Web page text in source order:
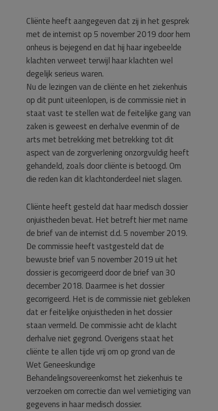
Cliënte heeft aangegeven dat zij in het gesprek
met de internist op 5 november 2019 door hem
onheus is bejegend en dat hij haar ingebeelde
klachten verweet terwijl haar klachten wel
degelijk serieus waren.
Nu de lezingen van de cliënte en het ziekenhuis
op dit punt uiteenlopen, is de commissie niet in
staat vast te stellen wat de feitelijke gang van
zaken is geweest en derhalve evenmin of de
arts met betrekking met betrekking tot dit
aspect van de zorgverlening onzorgvuldig heeft
gehandeld, zoals door cliënte is betoogd. Om
die reden kan dit klachtonderdeel niet slagen.
Cliënte heeft gesteld dat haar medisch dossier
onjuistheden bevat. Het betreft hier met name
de brief van de internist d.d. 5 november 2019.
De commissie heeft vastgesteld dat de
bewuste brief van 5 november 2019 uit het
dossier is gecorrigeerd door de brief van 30
december 2018. Daarmee is het dossier
gecorrigeerd. Het is de commissie niet gebleken
dat er feitelijke onjuistheden in het dossier
staan vermeld. De commissie acht de klacht
derhalve niet gegrond. Overigens staat het
cliënte te allen tijde vrij om op grond van de
Wet Geneeskundige
Behandelingsovereenkomst het ziekenhuis te
verzoeken om correctie dan wel vernietiging van
gegevens in haar medisch dossier.